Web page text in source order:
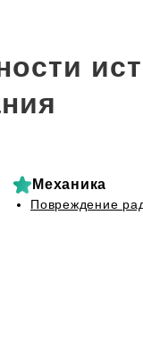
Механика
Повреждение